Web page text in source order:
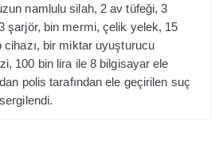
namlulu silah, 2 av tüfeği, 3
şarjör, bin mermi, çelik yelek, 15
bir miktar uyuşturucu
100 bin lira ile 8 bilgisayar ele
polis tarafından ele geçirilen suç